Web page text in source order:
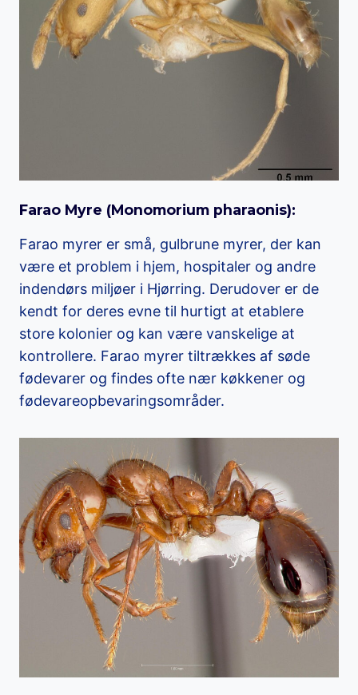
Farao Myre (Monomorium pharaonis):
Farao myrer er små, gulbrune myrer, der kan
være et problem i hjem, hospitaler og andre
indendørs miljøer i Hjørring. Derudover er de
kendt for deres evne til hurtigt at etablere
store kolonier og kan være vanskelige at
kontrollere. Farao myrer tiltrækkes af søde
fødevarer og findes ofte nær køkkener og
fødevareopbevaringsområder.